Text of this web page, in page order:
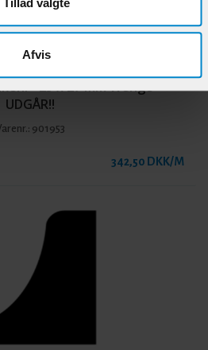
Afvis
- 25 x 27 mm Wengé -
UDGÅR!!
901953
342,50 DKK/M